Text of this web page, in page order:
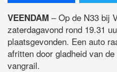
VEENDAM – Op de N33 bij
zaterdagavond rond 19.31
plaatsgevonden. Een auto
afritten door gladheid van
vangrail.